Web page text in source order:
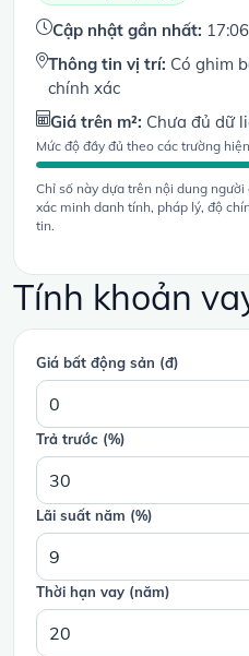
Cập nhật gần nhất:
Thông tin vị trí: Có ghim
chính xác
Giá trên m²: Chưa đủ dữ
Mức độ đầy đủ theo các trường
Chỉ số này dựa trên nội dung
xác minh danh tính, pháp lý, độ
tin.
Tính khoản
Giá bất động sản (đ)
Trả trước (%)
Lãi suất năm (%)
Thời hạn vay (năm)